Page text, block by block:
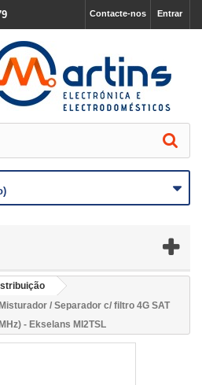
Entrar
Contacte-nos
Misturador / Separador c/ filtro 4G SAT
- Ekselans MI2TSL